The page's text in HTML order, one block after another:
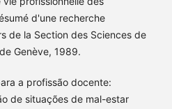
d'une recherche
de la Section des Sciences de
Genève, 1989.
a profissão docente:
de situações de mal-estar